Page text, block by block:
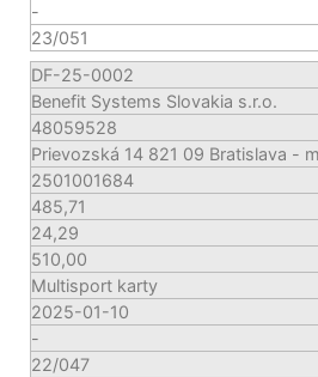
-
23/051
DF-25-0002
Benefit Systems Slovakia s.r.o.
48059528
Prievozská 14 821 09 Bratislava -
2501001684
485,71
24,29
510,00
Multisport karty
2025-01-10
-
22/047